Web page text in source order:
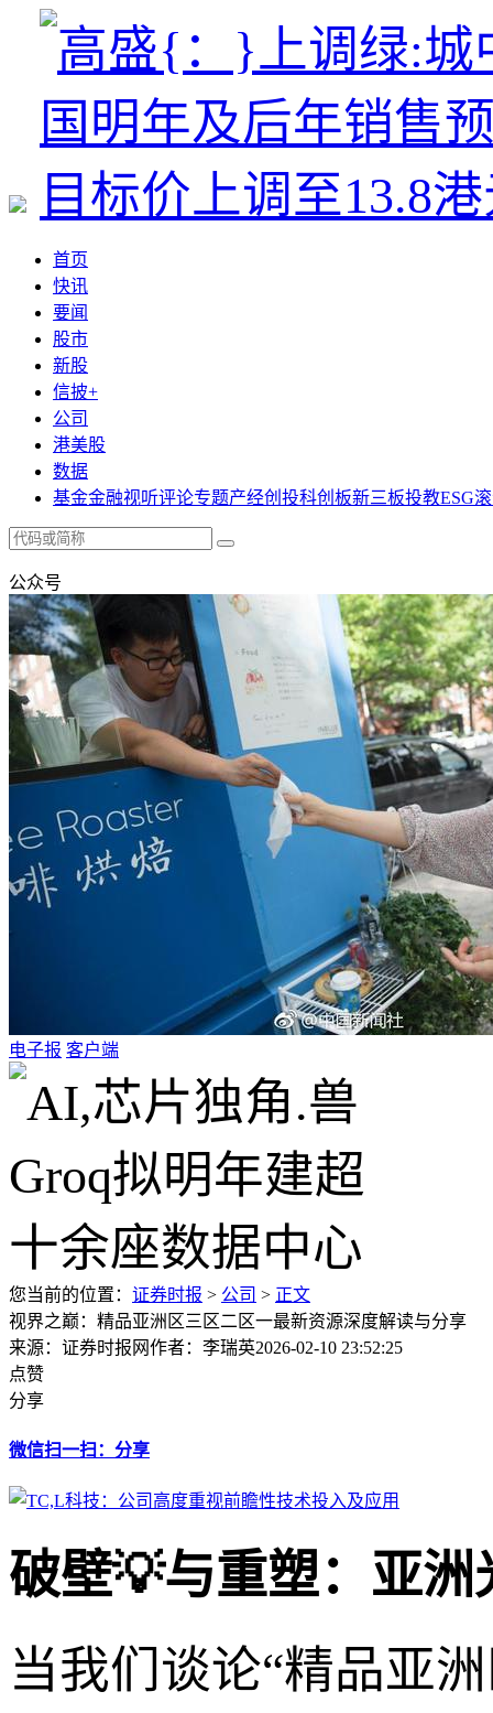
首页
快讯
要闻
股市
新股
信披+
公司
港美股
数据
基金金融视听评论专题产经创投科创板新三板投教ESG
公众号
电子报 客户端
您当前的位置： 证券时报 > 公司 > 正文
视界之巅：精品亚洲区三区二区一最新资源深度解读与分享
来源：证券时报网作者：李瑞英2026-02-10 23:52:25
点赞
分享
微信扫一扫：分享
破壁💡与重塑：亚
当我们谈论“精品亚